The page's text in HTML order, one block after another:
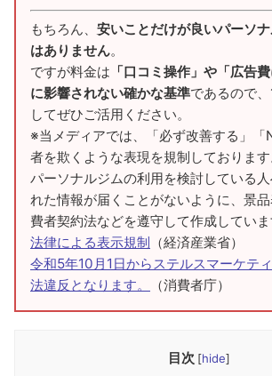
もちろん、 安いことだけが良いパーソ
はありません。
ですが料金は 「口コミ操作」や「広告
に影響されない確かな基準であるので
してぜひご活用ください。
※当メディアでは、「必ず改善する」「
者を欺くような表現を規制しております
パーソナルジムの利用を検討している
れた情報が届くことがないように、景
費者契約法などを遵守して作成していま
法律による表示規制 （経済産業省）
令和5年10月1日からステルスマーケテ
法違反となります。
（消費者庁）
目次 [hide]